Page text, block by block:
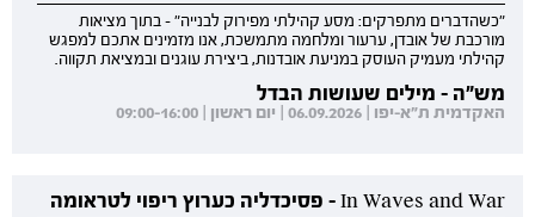
"כשהדברים מתפרקים: מסע קהילתי מפירוק לבנייה" - בתוך מציאות
מורכבת של אובדן, ערעור ומלחמה מתמשכת, אנו מזמינים אתכם למפגש
קהילתי מעמיק העוסק במניעת אובדנות, ביצירת עוגנים ובמציאת תקווה.
מש"ה - מילים שעושות הבדל
האקדמית ת"א-יפו | 06.09.2026 | יום ראשון | 09:00-16:00
In Waves and War - פסיכדליה כערוץ ריפוי לטראומה